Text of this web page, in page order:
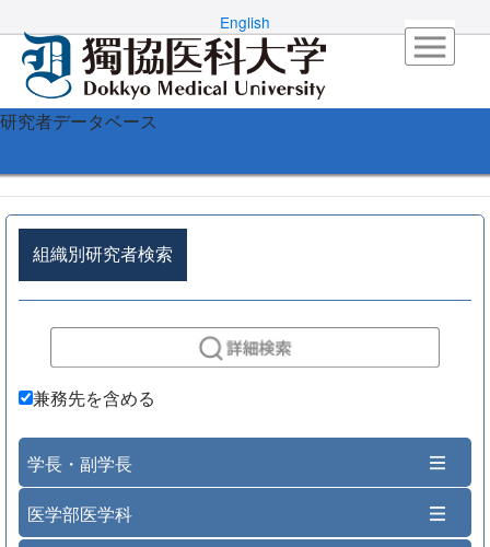
English
研究者データベース
組織別研究者検索
兼務先を含める
学長・副学長
医学部医学科